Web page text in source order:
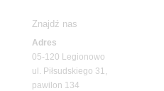
Znajdź nas
Adres
05-120 Legionowo
ul. Piłsudskiego 31,
pawilon 134